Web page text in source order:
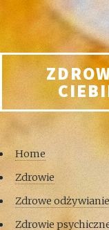
Home
Zdrowie
Zdrowe odżywianie
Zdrowie